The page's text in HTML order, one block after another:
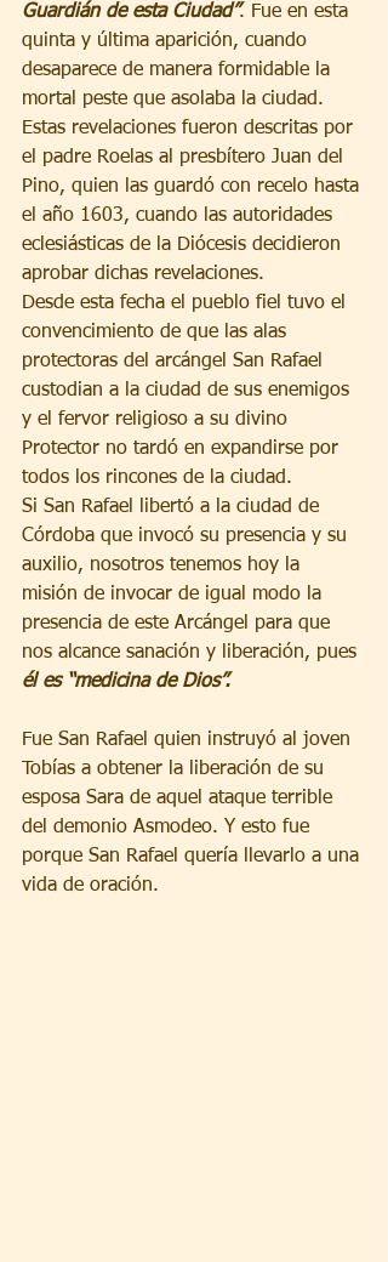
Guardián de esta Ciudad”. Fue en esta
quinta y última aparición, cuando
desaparece de manera formidable la
mortal peste que asolaba la ciudad.
Estas revelaciones fueron descritas por
el padre Roelas al presbítero Juan del
Pino, quien las guardó con recelo hasta
el año 1603, cuando las autoridades
eclesiásticas de la Diócesis decidieron
aprobar dichas revelaciones.
Desde esta fecha el pueblo fiel tuvo el
convencimiento de que las alas
protectoras del arcángel San Rafael
custodian a la ciudad de sus enemigos
y el fervor religioso a su divino
Protector no tardó en expandirse por
todos los rincones de la ciudad.
Si San Rafael libertó a la ciudad de
Córdoba que invocó su presencia y su
auxilio, nosotros tenemos hoy la
misión de invocar de igual modo la
presencia de este Arcángel para que
nos alcance sanación y liberación, pues
él es “medicina de Dios”.
Fue San Rafael quien instruyó al joven
Tobías a obtener la liberación de su
esposa Sara de aquel ataque terrible
del demonio Asmodeo. Y esto fue
porque San Rafael quería llevarlo a una
vida de oración.